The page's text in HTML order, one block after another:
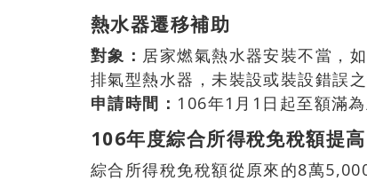
熱水器遷移補助
對象： 居家燃氣熱水器安裝不當，
排氣型熱水器，未裝設或裝設錯誤
申請時間： 106年1月1日起至額滿
106年度綜合所得稅免稅額提高
綜合所得稅免稅額從原來的8萬